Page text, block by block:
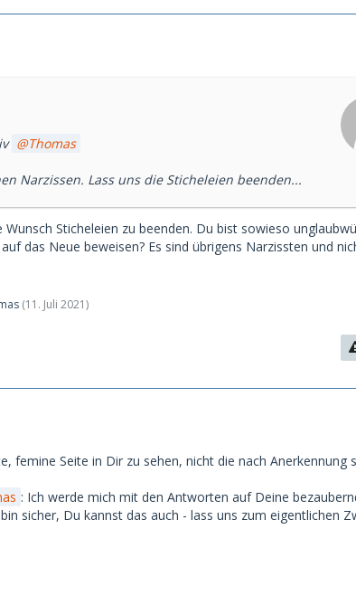
Thomas
Narzissen. Lass uns die Sticheleien beenden...
Sticheleien zu beenden. Du bist sowieso
das Neue beweisen? Es sind übrigens Narzissten und
(11. Juli 2021)
femine Seite in Dir zu sehen, nicht die nach Anerkennung
: Ich werde mich mit den Antworten auf Deine
sicher, Du kannst das auch - lass uns zum eigentlichen